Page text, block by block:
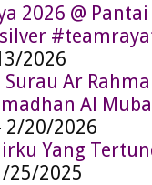
2026 @ Pantai
2026
Ar
Al
2/20/2026
Yang
25/2025